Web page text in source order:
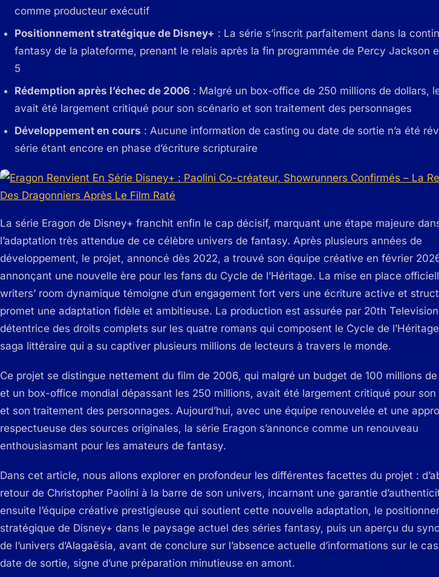
comme producteur exécutif
Positionnement stratégique de Disney+ : La série s’inscrit parfaitement dans la
fantasy de la plateforme, prenant le relais après la fin programmée de Percy Jackson
5
Rédemption après l’échec de 2006 : Malgré un box-office de 250 millions de dollars,
avait été largement critiqué pour son scénario et son traitement des personnages
Développement en cours : Aucune information de casting ou date de sortie n’a été
série étant encore en phase d’écriture scripturaire
La série Eragon de Disney+ franchit enfin le cap décisif, marquant une étape majeure
l’adaptation très attendue de ce célèbre univers de fantasy. Après plusieurs années de
développement, le projet, annoncé dès 2022, a trouvé son équipe créative en février
annonçant une nouvelle ère pour les fans du Cycle de l’Héritage. La mise en place
writers’ room dynamique témoigne d’un engagement fort vers une écriture active et
promet une adaptation fidèle et ambitieuse. La production est assurée par 20th
détentrice des droits complets sur les quatre romans qui composent le Cycle de
saga littéraire qui a su captiver plusieurs millions de lecteurs à travers le monde.
Ce projet se distingue nettement du film de 2006, qui malgré un budget de 100 millions
et un box-office mondial dépassant les 250 millions, avait été largement critiqué pour son
et son traitement des personnages. Aujourd’hui, avec une équipe renouvelée et une
respectueuse des sources originales, la série Eragon s’annonce comme un renouveau
enthousiasmant pour les amateurs de fantasy.
Dans cet article, nous allons explorer en profondeur les différentes facettes du projet :
retour de Christopher Paolini à la barre de son univers, incarnant une garantie
ensuite l’équipe créative prestigieuse qui soutient cette nouvelle adaptation, le
stratégique de Disney+ dans le paysage actuel des séries fantasy, puis un aperçu du
de l’univers d’Alagaësia, avant de conclure sur l’absence actuelle d’informations sur le
date de sortie, signe d’une préparation minutieuse en amont.